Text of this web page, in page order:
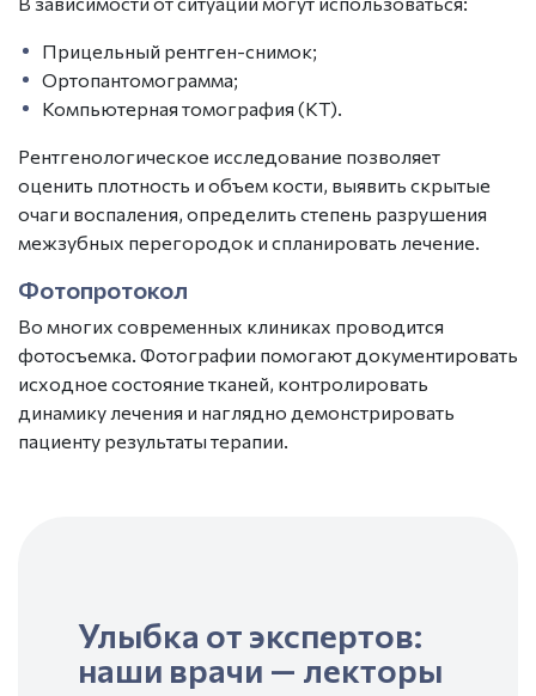
Прицельный рентген-снимок;
Ортопантомограмма;
Компьютерная томография (КТ).
Рентгенологическое исследование позволяет
оценить плотность и объем кости, выявить скрытые
очаги воспаления, определить степень разрушения
межзубных перегородок и спланировать лечение.
Фотопротокол
Во многих современных клиниках проводится
фотосъемка. Фотографии помогают документировать
исходное состояние тканей, контролировать
динамику лечения и наглядно демонстрировать
пациенту результаты терапии.
Улыбка от экспертов:
наши врачи — лекторы